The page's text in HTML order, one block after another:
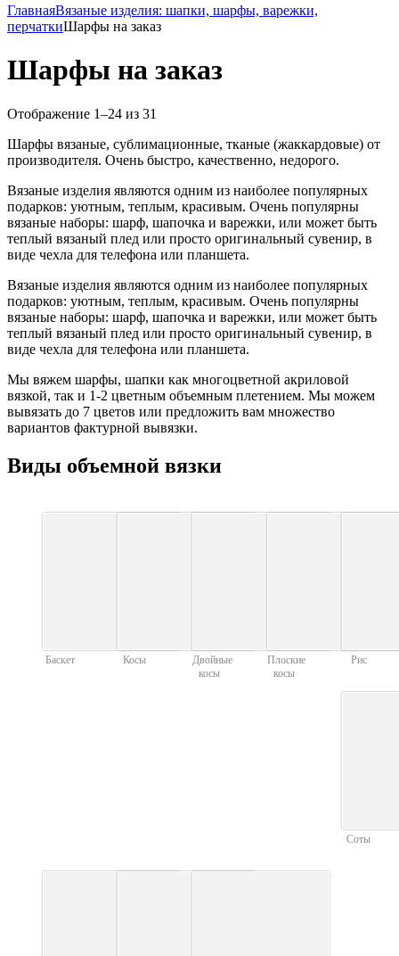
ГлавнаяВязаные изделия: шапки, шарфы, варежки,
перчаткиШарфы на заказ
Шарфы на заказ
Отображение 1–24 из 31
Шарфы вязаные, сублимационные, тканые (жаккардовые) от
производителя. Очень быстро, качественно, недорого.
Вязаные изделия являются одним из наиболее популярных
подарков: уютным, теплым, красивым. Очень популярны
вязаные наборы: шарф, шапочка и варежки, или может быть
теплый вязаный плед или просто оригинальный сувенир, в
виде чехла для телефона или планшета.
Вязаные изделия являются одним из наиболее популярных
подарков: уютным, теплым, красивым. Очень популярны
вязаные наборы: шарф, шапочка и варежки, или может быть
теплый вязаный плед или просто оригинальный сувенир, в
виде чехла для телефона или планшета.
Мы вяжем шарфы, шапки как многоцветной акриловой
вязкой, так и 1-2 цветным объемным плетением. Мы можем
вывязать до 7 цветов или предложить вам множество
вариантов фактурной вывязки.
Виды объемной вязки
Баскет Косы
Двойные
косы
Плоские
косы
Рис
Соты